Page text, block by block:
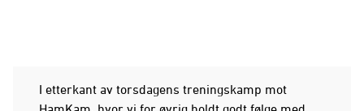
I etterkant av torsdagens treningskamp mot